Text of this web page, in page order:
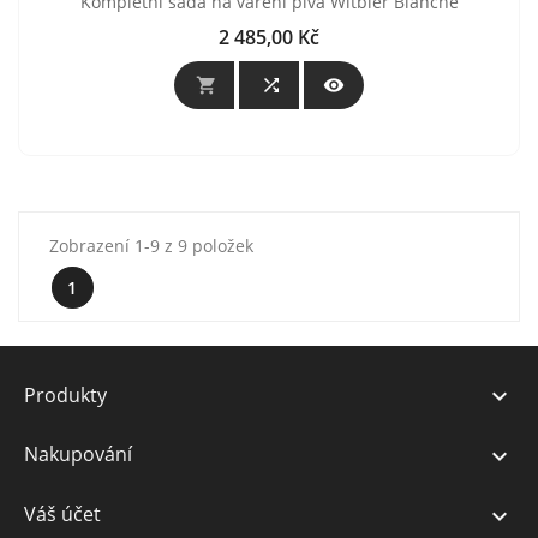
Cena
2 485,00 Kč
  
Zobrazení 1-9 z 9 položek
1
Produkty 
Nakupování 
Váš účet 